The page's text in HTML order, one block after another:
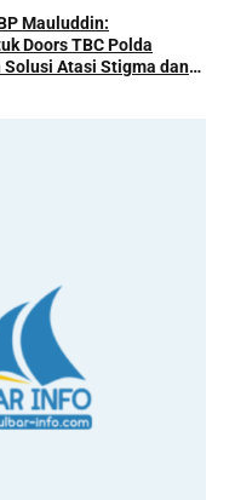
Mauluddin:
Doors TBC Polda
Atasi Stigma dan